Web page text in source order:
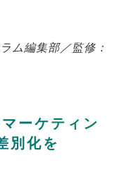
ム編集部／監修：
ーケティン
別化を